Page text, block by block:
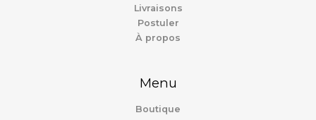
Livraisons
Postuler
À propos
Menu
Boutique